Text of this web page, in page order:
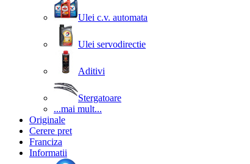
Ulei c.v. automata
Ulei servodirectie
Aditivi
Stergatoare
...mai mult...
Originale
Cerere pret
Franciza
Informatii